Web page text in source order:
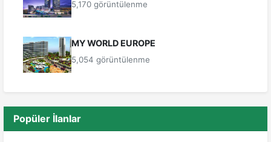
5,170 görüntülenme
MY WORLD EUROPE
5,054 görüntülenme
Popüler İlanlar